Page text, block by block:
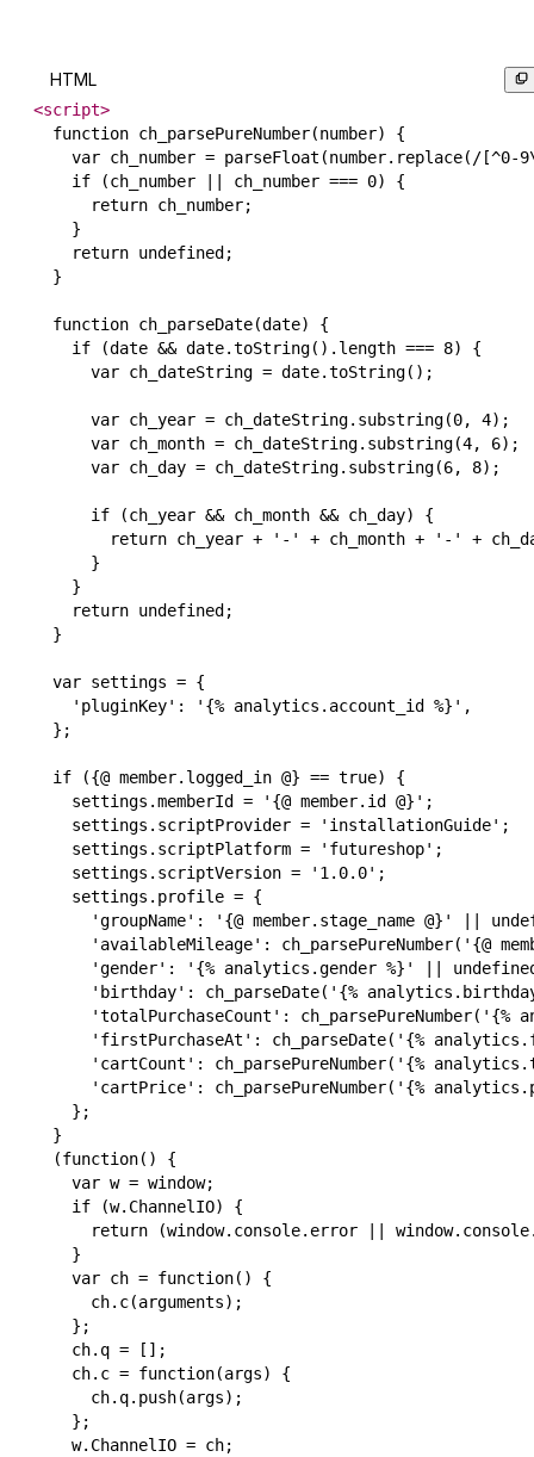
HTML
<script>
  function ch_parsePureNumber(number) {
var ch_number = parseFloat(number.replace(/[^0-
    if (ch_number || ch_number === 0) {
      return ch_number;
    }
    return undefined;
  }
  function ch_parseDate(date) {
    if (date && date.toString().length === 8) {
      var ch_dateString = date.toString();
      var ch_year = ch_dateString.substring(0, 4);
      var ch_month = ch_dateString.substring(4, 6);
      var ch_day = ch_dateString.substring(6, 8);
      if (ch_year && ch_month && ch_day) {
return ch_year + '-' + ch_month + '-' +
      }
    }
    return undefined;
  }
  var settings = {
    'pluginKey': '{% analytics.account_id %}',
  };
  if ({@ member.logged_in @} == true) {
    settings.memberId = '{@ member.id @}';
    settings.scriptProvider = 'installationGuide';
    settings.scriptPlatform = 'futureshop';
    settings.scriptVersion = '1.0.0';
    settings.profile = {
'groupName': '{@ member.stage_name @}' ||
'availableMileage': ch_parsePureNumber('{@
'gender': '{% analytics.gender %}' ||
'birthday': ch_parseDate('{%
'totalPurchaseCount': ch_parsePureNumber('{%
'firstPurchaseAt': ch_parseDate('{%
'cartCount': ch_parsePureNumber('{%
'cartPrice': ch_parsePureNumber('{%
    };
  }
  (function() {
    var w = window;
    if (w.ChannelIO) {
return (window.console.error ||
    }
    var ch = function() {
      ch.c(arguments);
    };
    ch.q = [];
    ch.c = function(args) {
      ch.q.push(args);
    };
    w.ChannelIO = ch;